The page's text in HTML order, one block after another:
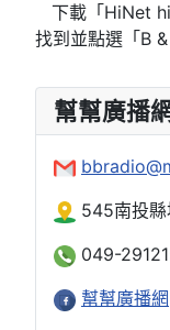
下載「HiNet
找到並點選「B
幫幫廣播
545南投縣
049-
幫幫廣播網